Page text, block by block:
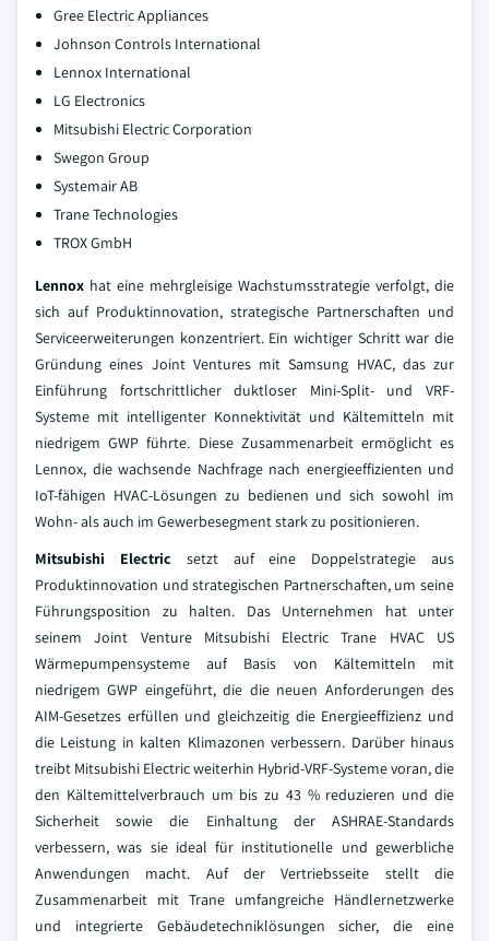
Gree Electric Appliances
Johnson Controls International
Lennox International
LG Electronics
Mitsubishi Electric Corporation
Swegon Group
Systemair AB
Trane Technologies
TROX GmbH
Lennox hat eine mehrgleisige Wachstumsstrategie verfolgt, die
sich auf Produktinnovation, strategische Partnerschaften und
Serviceerweiterungen konzentriert. Ein wichtiger Schritt war die
Gründung eines Joint Ventures mit Samsung HVAC, das zur
Einführung fortschrittlicher duktloser Mini-Split- und VRF-
Systeme mit intelligenter Konnektivität und Kältemitteln mit
niedrigem GWP führte. Diese Zusammenarbeit ermöglicht es
Lennox, die wachsende Nachfrage nach energieeffizienten und
IoT-fähigen HVAC-Lösungen zu bedienen und sich sowohl im
Wohn- als auch im Gewerbesegment stark zu positionieren.
Mitsubishi Electric setzt auf eine Doppelstrategie aus
Produktinnovation und strategischen Partnerschaften, um seine
Führungsposition zu halten. Das Unternehmen hat unter
seinem Joint Venture Mitsubishi Electric Trane HVAC US
Wärmepumpensysteme auf Basis von Kältemitteln mit
niedrigem GWP eingeführt, die die neuen Anforderungen des
AIM-Gesetzes erfüllen und gleichzeitig die Energieeffizienz und
die Leistung in kalten Klimazonen verbessern. Darüber hinaus
treibt Mitsubishi Electric weiterhin Hybrid-VRF-Systeme voran, die
den Kältemittelverbrauch um bis zu 43 % reduzieren und die
Sicherheit sowie die Einhaltung der ASHRAE-Standards
verbessern, was sie ideal für institutionelle und gewerbliche
Anwendungen macht. Auf der Vertriebsseite stellt die
Zusammenarbeit mit Trane umfangreiche Händlernetzwerke
und integrierte Gebäudetechniklösungen sicher, die eine